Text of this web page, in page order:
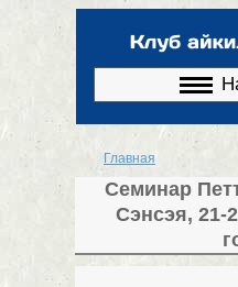
Вы здесь
Главная
Семинар
Сэнсэя, 21-